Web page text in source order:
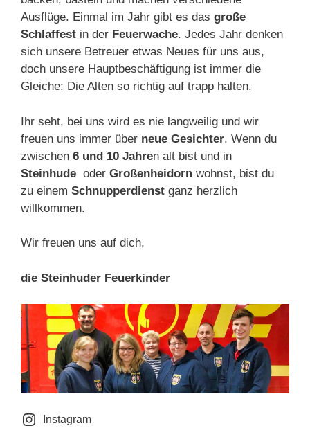
Ausflüge. Einmal im Jahr gibt es das große
Schlaffest in der Feuerwache. Jedes Jahr denken
sich unsere Betreuer etwas Neues für uns aus,
doch unsere Hauptbeschäftigung ist immer die
Gleiche: Die Alten so richtig auf trapp halten.
Ihr seht, bei uns wird es nie langweilig und wir
freuen uns immer über neue Gesichter. Wenn du
zwischen 6 und 10 Jahren alt bist und in
Steinhude oder Großenheidorn wohnst, bist du
zu einem Schnupperdienst ganz herzlich
willkommen.
Wir freuen uns auf dich,
die Steinhuder Feuerkinder
Instagram